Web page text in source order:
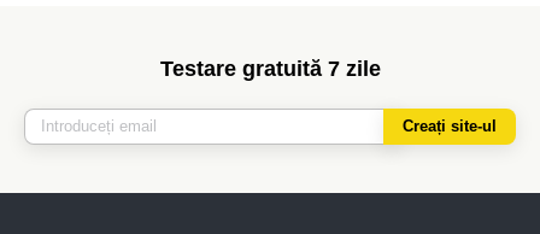
Testare gratuită 7 zile
Creați site-ul